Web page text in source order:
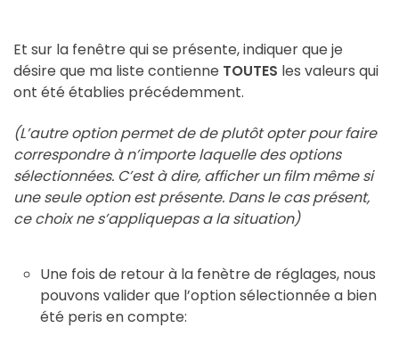
Et sur la fenêtre qui se présente, indiquer que je
désire que ma liste contienne TOUTES les valeurs qui
ont été établies précédemment.
(L’autre option permet de de plutôt opter pour faire
correspondre à n’importe laquelle des options
sélectionnées. C’est à dire, afficher un film même si
une seule option est présente. Dans le cas présent,
ce choix ne s’appliquepas a la situation)
Une fois de retour à la fenètre de réglages, nous
pouvons valider que l’option sélectionnée a bien
été peris en compte: